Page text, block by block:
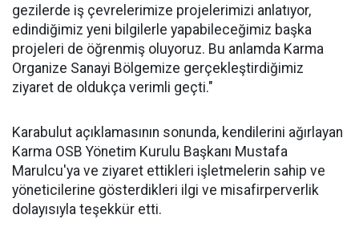
gezilerde iş çevrelerimize projelerimizi anlatıyor,
edindiğimiz yeni bilgilerle yapabileceğimiz başka
projeleri de öğrenmiş oluyoruz. Bu anlamda Karma
Organize Sanayi Bölgemize gerçekleştirdiğimiz
ziyaret de oldukça verimli geçti."
Karabulut açıklamasının sonunda, kendilerini ağırlayan
Karma OSB Yönetim Kurulu Başkanı Mustafa
Marulcu'ya ve ziyaret ettikleri işletmelerin sahip ve
yöneticilerine gösterdikleri ilgi ve misafirperverlik
dolayısıyla teşekkür etti.